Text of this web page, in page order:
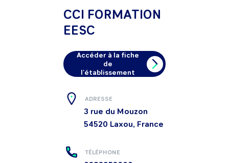
CCI FORMATION
EESC
Accéder à la fiche
de
l'établissement
ADRESSE
3 rue du Mouzon
54520 Laxou, France
TÉLÉPHONE